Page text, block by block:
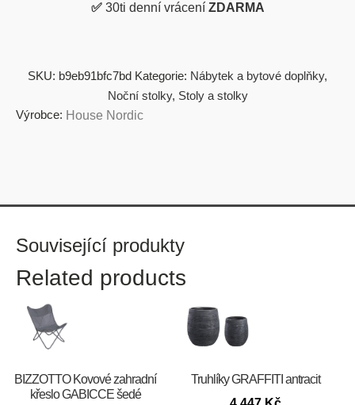
✅ 30ti denní vrácení ZDARMA
SKU: b9eb91bfc7bd Kategorie: Nábytek a bytové doplňky,
Noční stolky, Stoly a stolky
Výrobce: House Nordic
Související produkty
Related products
BIZZOTTO Kovové zahradní
křeslo GABICCE šedé
Truhlíky GRAFFITI antracit